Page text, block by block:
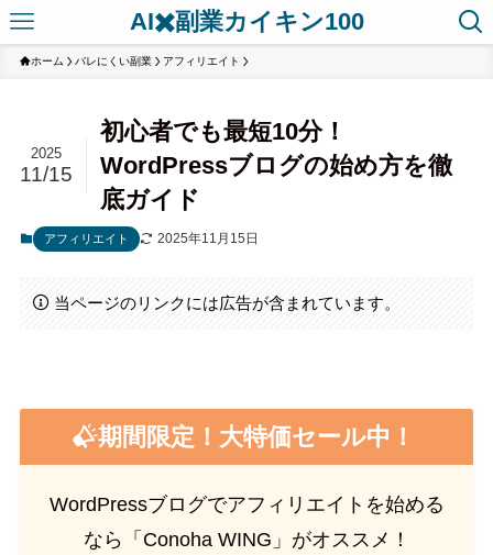
AI✖️副業カイキン100
ホーム バレにくい副業 アフィリエイト
初心者でも最短10分！
WordPressブログの始め方を徹
底ガイド
2025
11/15
アフィリエイト 2025年11月15日
当ページのリンクには広告が含まれています。
期間限定！大特価セール中！
WordPressブログでアフィリエイトを始める
なら「Conoha WING」がオススメ！